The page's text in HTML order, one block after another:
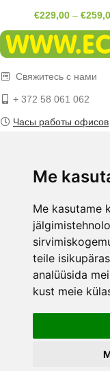
Me
Me kasutame
teile
analüüsida
kust meie
€229,00– €
Свяжитесь с нами
+ 372 58 061 062
Часы работы офисов
ECOPOOD.EE
Приватность
Способы оплаты
Доставка
Гарантия и возврат
FACEBOOK